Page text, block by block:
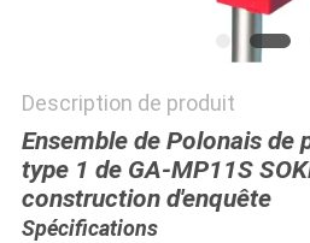
Description de produit
Ensemble de Polonais de
type 1 de GA-MP11S
construction d'enquête
Spécifications